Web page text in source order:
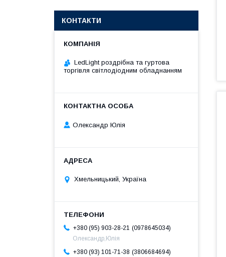
КОНТАКТИ
LedLight роздрiбна та гуртова
торгiвля свiтлодiодним обладнанням
Олександр Юлія
Хмельницький, Україна
+380 (95) 903-28-21
0978645034
Олександр,Юлія
+380 (93) 101-71-38
3806684694